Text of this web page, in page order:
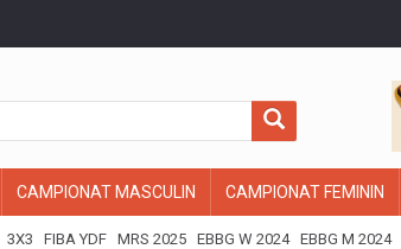
CAMPIONAT MASCULIN CAMPIONAT FEMININ
3X3 FIBA YDF MRS 2025 EBBG W 2024 EBBG M 2024